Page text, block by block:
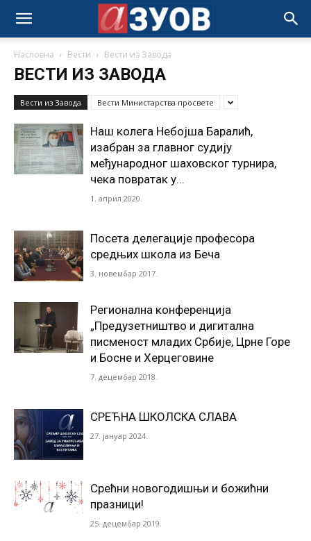
Насловна Вести Вести из Завода
ВЕСТИ ИЗ ЗАВОДА
Вести из Завода Вести Министарства просвете
Наш колега Небојша Баралић,
изабран за главног судију
међународног шаховског турнира,
чека повратак у...
1. април 2020.
Посета делегације професора
средњих школа из Беча
3. новембар 2017.
Регионална конференција
„Предузетништво и дигитална
писменост младих Србије, Црне Горе
и Босне и Херцеговине
7. децембар 2018.
СРЕЋНА ШКОЛСКА СЛАВА
27. јануар 2024.
Срећни новогодишњи и божићни
празници!
25. децембар 2019.